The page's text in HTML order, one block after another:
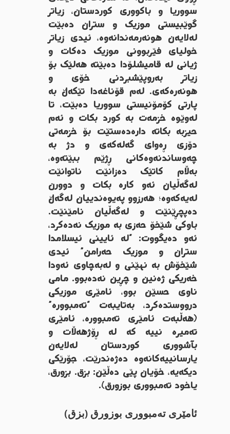
سووریا و باکووری کوردستان، زیاتر
گوێبیستی موزیک و ستران دەبێت
لەلایەن هونەرمەندانەوە، ئیدی زیاتر
خولیای فێربوونی موزیک دەکات و
ژیانی لە قامیشلۆدا دەبێتە هەلێک بۆ
زیاتر بەروپێشبردنی خۆی و
هونەرەکەی. لەم قۆناغەدا تێکەڵ بە
پارتی کۆمۆنیستی سووریا دەبێت، تا
لەوێوە خزمەت بە کورد بکات و ئەم
حیزبە بکاتە دارەدەستێت بۆ خزمەتی
دۆزی ڕەوای گەلەکەی و دژ بە
چەوساندنەوەکانی ڕژێم ببێتەوە،
بەڵام کاتێک دەزانێت ناتوانێت
لەگەڵیان ئەو کارە بکات و دوورن
لەیەکەوە؛ هەرزوو پەیوەندییان لەگەڵ
دەپچڕێنێت و لەگەڵیان نامێنێت.
باوکی شێخۆ حەزی بە موزیک نەدەکرد،
ئەو دەیگووت: “لە ئایینی ئیسلامدا
ستران و موزیک حەرامن” ئیدی
شێخۆش بە نهێنی و لەبەچاوی ئەودا
خەریکی ژەنین و چڕین نەدەبوو. مامی
ناوی حسێن بوو، ئامێری موزیکی
درووستدەکرد، بەتایبەت “تەمبوورە”
(هەڵبەت ئامێری تەمبوورە، ئامێری
تەمیرە نییە کە لە ڕۆژهەڵات و
بآشووری کوردستان لەلایەن
یارسانییەکانەوە دەژەندرێت، جۆرێکی
دیکەیە، خۆیان پێی دەڵێن: بزق. بزورق،
یاخود تەمبووری بوزورق).
ئامێری تەمبووری بوزورق (بزق)